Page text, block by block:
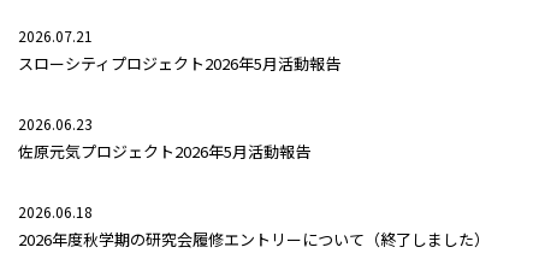
2026.07.21
スローシティプロジェクト2026年5月活動報告
2026.06.23
佐原元気プロジェクト2026年5月活動報告
2026.06.18
2026年度秋学期の研究会履修エントリーについて（終了しました）